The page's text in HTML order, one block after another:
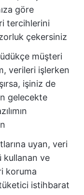
göre
tercihlerini
çekersiniz
müşteri
verileri işlerken
işiniz de
gelecekte
uyan, veri
kullanan ve
koruma
istihbarat